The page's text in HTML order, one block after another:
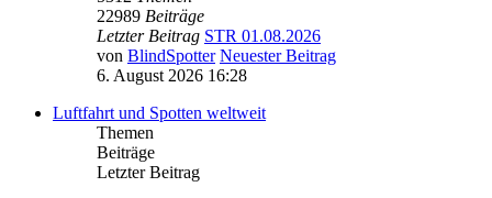
22989 Beiträge
Letzter Beitrag STR 01.08.2026
von BlindSpotter Neuester Beitrag
6. August 2026 16:28
Luftfahrt und Spotten weltweit
Themen
Beiträge
Letzter Beitrag